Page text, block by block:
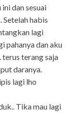
dan sesuai
Setelah habis
lagi
pahanya dan aku
terang saja
daranya.
lagi lho
Tika mau lagi